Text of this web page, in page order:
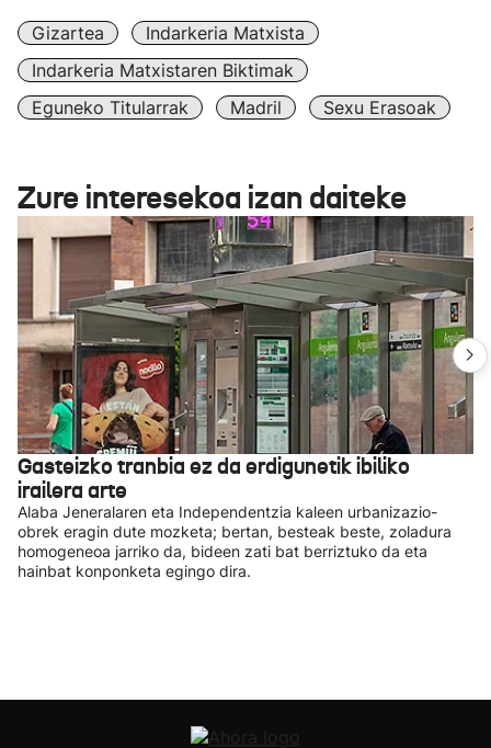
Gizartea
Indarkeria Matxista
Indarkeria Matxistaren Biktimak
Eguneko Titularrak
Madril Sexu Erasoak
Zure interesekoa izan daiteke
Gasteizko tranbia ez da erdigunetik ibiliko
irailera arte
Alaba Jeneralaren eta Independentzia kaleen urbanizazio-
obrek eragin dute mozketa; bertan, besteak beste, zoladura
homogeneoa jarriko da, bideen zati bat berriztuko da eta
hainbat konponketa egingo dira.